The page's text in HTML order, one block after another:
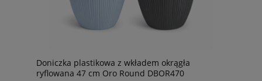
Doniczka plastikowa z wkładem okrągła
ryflowana 47 cm Oro Round DBOR470